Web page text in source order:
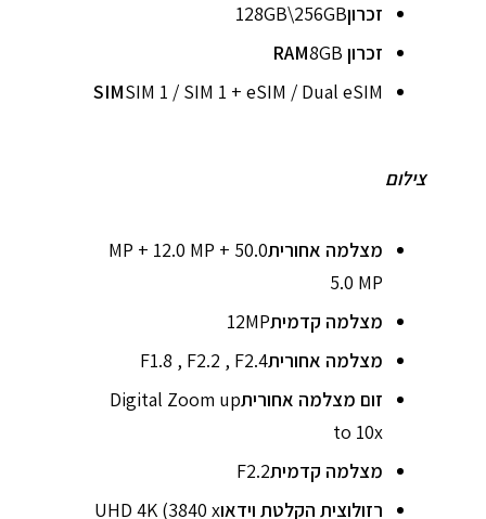
זכרון128GB\256GB
זכרון RAM 8GB
SIMSIM 1 / SIM 1 + eSIM / Dual eSIM
צילום
מצלמה אחורית
50.0 MP + 12.0 MP +
5.0 MP
מצלמה קדמית12MP
מצלמה אחוריתF1.8 , F2.2 , F2.4
זום מצלמה אחוריתDigital Zoom up
to 10x
מצלמה קדמיתF2.2
רזולוצית הקלטת וידאוUHD 4K (3840 x